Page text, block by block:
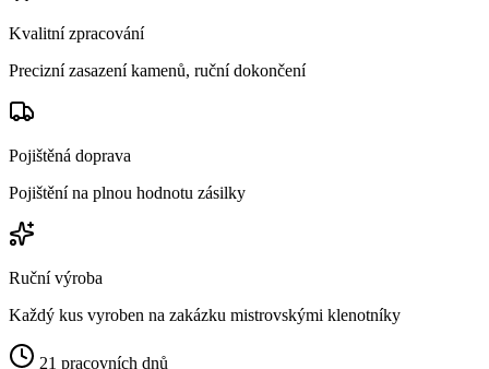
Kvalitní zpracování
Precizní zasazení kamenů, ruční dokončení
Pojištěná doprava
Pojištění na plnou hodnotu zásilky
Ruční výroba
Každý kus vyroben na zakázku mistrovskými klenotníky
21 pracovních dnů